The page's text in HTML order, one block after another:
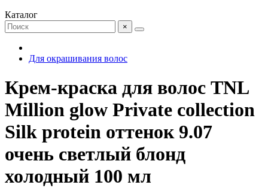
Каталог
×
Для окрашивания волос
Крем-краска для волос TNL
Million glow Private collection
Silk protein оттенок 9.07
очень светлый блонд
холодный 100 мл